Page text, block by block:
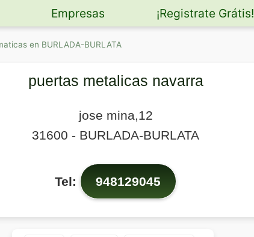
Empresas ¡Registrate Grátis!
en BURLADA-BURLATA
puertas metalicas navarra
jose mina,12
31600 - BURLADA-BURLATA
Tel: 948129045